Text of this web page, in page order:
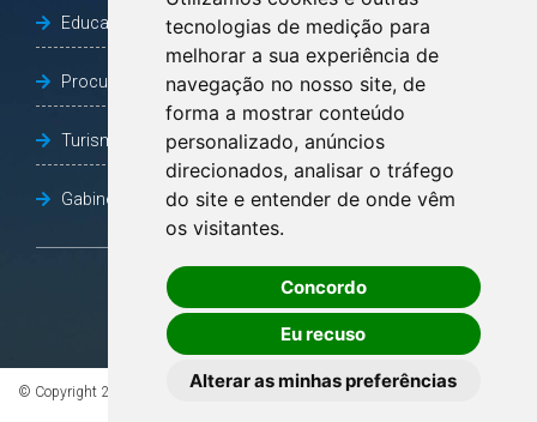
tecnologias de medição para
melhorar a sua experiência de
navegação no nosso site, de
forma a mostrar conteúdo
personalizado, anúncios
direcionados, analisar o tráfego
do site e entender de onde vêm
os visitantes.
Concordo
Eu recuso
Alterar as minhas preferências
Educação
Procuradoria Geral do Município
Turismo, Desporto e Cultura
Gabinete Vice-Prefeito
OUVIDORIA
© Copyright 2026 - Todos os direitos reservados à Prefeitura de